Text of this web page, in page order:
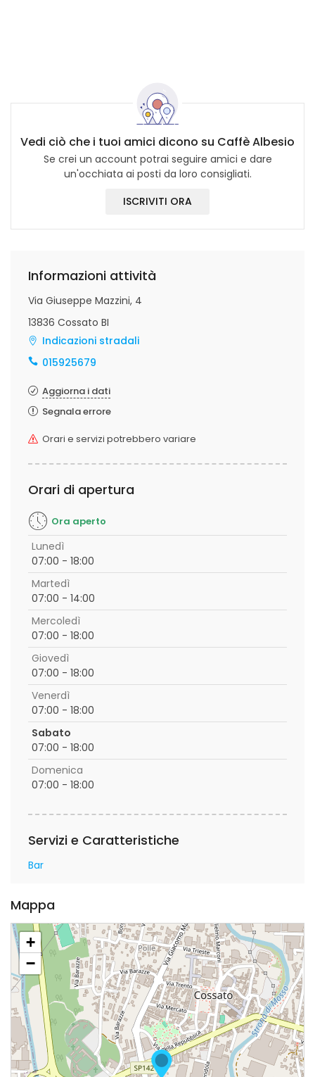
Vedi ciò che i tuoi amici dicono su Caffè Albesio
Se crei un account potrai seguire amici e dare
un'occhiata ai posti da loro consigliati.
ISCRIVITI ORA
Informazioni attività
Via Giuseppe Mazzini, 4
13836 Cossato BI
Indicazioni stradali
015925679
Aggiorna i dati
Segnala errore
Orari e servizi potrebbero variare
Orari di apertura
Ora aperto
Lunedì
07:00 - 18:00
Martedì
07:00 - 14:00
Mercoledì
07:00 - 18:00
Giovedì
07:00 - 18:00
Venerdì
07:00 - 18:00
Sabato
07:00 - 18:00
Domenica
07:00 - 18:00
Servizi e Caratteristiche
Bar
Mappa
+
−